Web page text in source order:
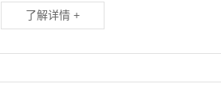
了解详情 +